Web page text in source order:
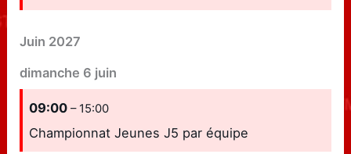
Juin 2027
dimanche 6 juin
09:00– 15:00
Championnat Jeunes J5 par équipe